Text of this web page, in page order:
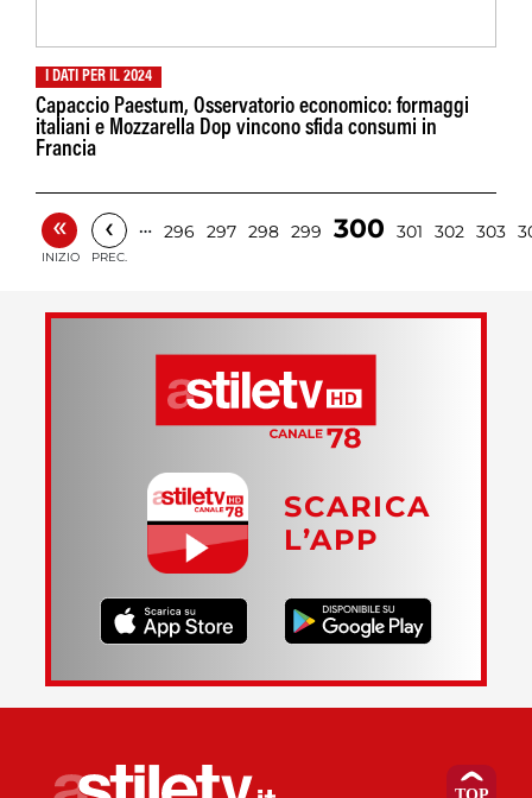
I DATI PER IL 2024
Capaccio Paestum, Osservatorio economico: formaggi
italiani e Mozzarella Dop vincono sfida consumi in
Francia
«
INIZIO
‹
PREC.
… 296 297 298 299 300 301 302 303
SCARICA
L’APP